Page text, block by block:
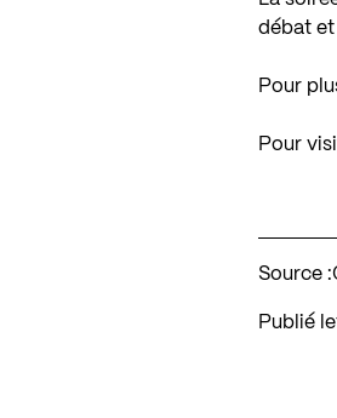
débat et
Pour
Pour
Source :
Publié le